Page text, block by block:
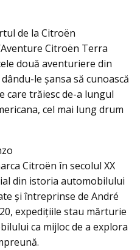
de la Citroën
Citroën Terra
două aventuriere din
le șansa să cunoască
care trăiesc de-a lungul
cel mai lung drum
Citroën în secolul XX
din istoria automobilului
și întreprinse de André
expedițiile stau mărturie
ca mijloc de a explora